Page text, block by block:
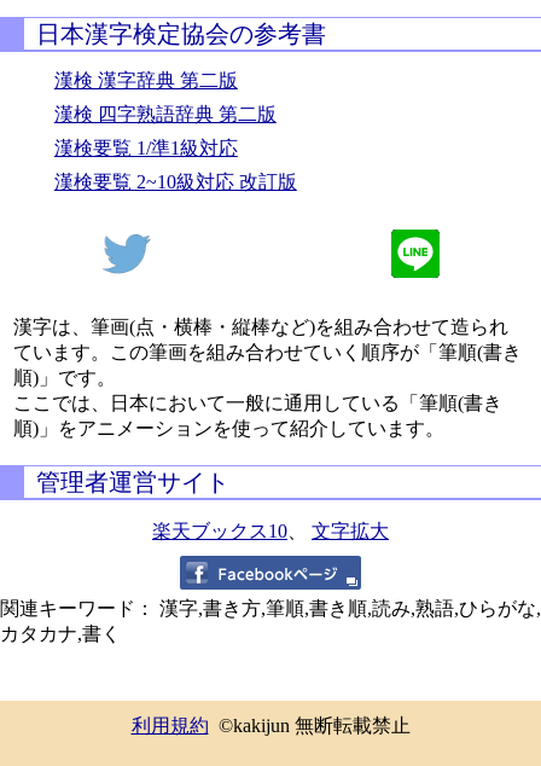
日本漢字検定協会の参考書
漢検 漢字辞典 第二版
漢検 四字熟語辞典 第二版
漢検要覧 1/準1級対応
漢検要覧 2~10級対応 改訂版
漢字は、筆画(点・横棒・縦棒など)を組み合わせて造られ
ています。この筆画を組み合わせていく順序が「筆順(書き
順)」です。
ここでは、日本において一般に通用している「筆順(書き
順)」をアニメーションを使って紹介しています。
管理者運営サイト
楽天ブックス10 文字拡大
関連キーワード： 漢字,書き方,筆順,書き順,読み,熟語,ひらがな,
カタカナ,書く
利用規約 ©kakijun 無断転載禁止